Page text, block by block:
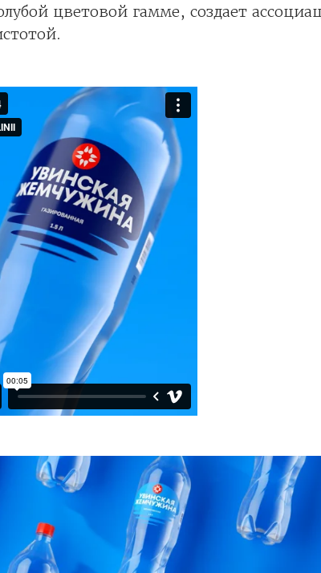
цветовой гамме, создает